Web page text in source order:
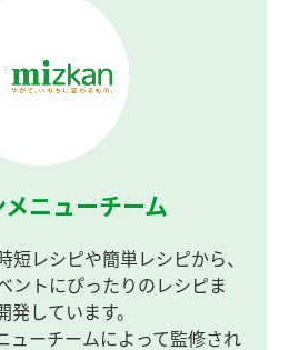
メニューチーム
短レシピや簡単レシピから、
ントにぴったりのレシピま
しています。
ューチームによって監修され